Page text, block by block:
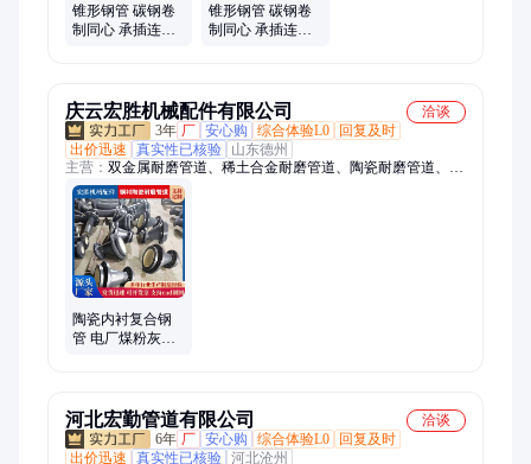
锥形钢管 碳钢卷
制同心 承插连接
锥形钢管 碳钢卷
制同心 承插连接
庆云宏胜机械配件有限公司
洽谈
3年 厂 安心购 综合体验L0
回复及时
出价迅速
真实性已核验
山东德州
主营： 双金属耐磨管道、稀土合金耐磨管道、陶瓷耐磨管道、自
蔓燃陶瓷复合钢管、铸造耐磨衬板、氧化铝陶瓷耐磨管、碳化硅
陶瓷耐磨管、堆焊耐磨衬板、陶瓷贴片耐磨管道、双金属耐磨弯
头、整体陶瓷耐磨管道、钢衬陶瓷耐磨管道、自蔓燃陶瓷耐磨
管、稀土合金耐磨弯头、双金属耐磨三通、破碎机耐磨衬板
陶瓷内衬复合钢
管 电厂煤粉灰渣
河北宏勤管道有限公司
洽谈
6年 厂 安心购 综合体验L0
回复及时
出价迅速
真实性已核验 河北沧州